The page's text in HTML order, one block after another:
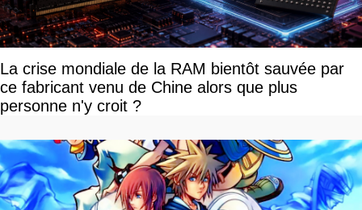
La crise mondiale de la RAM bientôt sauvée par
ce fabricant venu de Chine alors que plus
personne n'y croit ?